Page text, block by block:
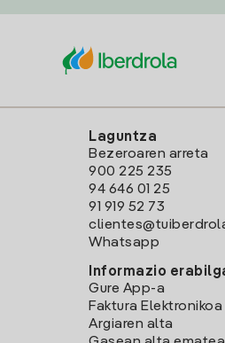
Laguntza
Bezeroaren arreta
900 225 235
94 646 01 25
91 919 52 73
Whatsapp
Informazio
Gure App-a
Faktura Elektronikoa
Argiaren alta